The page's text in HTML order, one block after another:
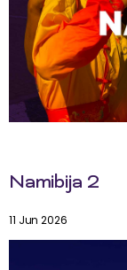
Namibija 2
11 Jun 2026